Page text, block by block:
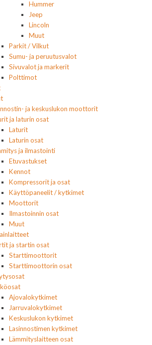
Hummer
Jeep
Lincoln
Muut
Parkit / Vilkut
Sumu- ja peruutusvalot
Sivuvalot ja markerit
Polttimot
ja keskuslukon moottorit
ja laturin osat
Laturit
Laturin osat
ja ilmastointi
Etuvastukset
Kennot
Kompressorit ja osat
Käyttöpaneelit / kytkimet
Moottorit
Ilmastoinnin osat
Muut
ja startin osat
Starttimoottorit
Starttimoottorin osat
Ajovalokytkimet
Jarruvalokytkimet
Keskuslukon kytkimet
Lasinnostimen kytkimet
Lämmityslaitteen osat